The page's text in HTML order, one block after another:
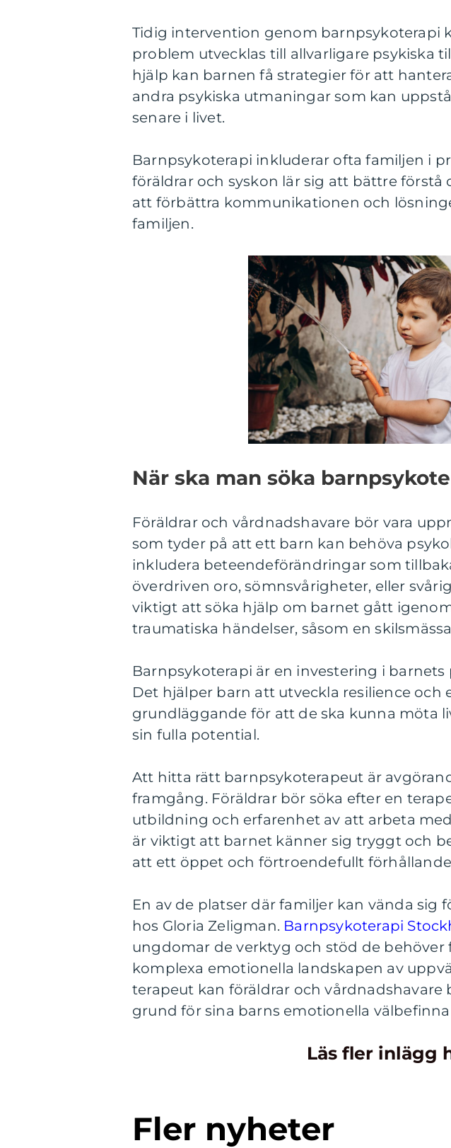
Tidig intervention genom barnpsykoterapi
problem utvecklas till allvarligare psykiska
hjälp kan barnen få strategier för att
andra psykiska utmaningar som kan
senare i livet.
Barnpsykoterapi inkluderar ofta familjen i
föräldrar och syskon lär sig att bättre
att förbättra kommunikationen och
familjen.
När ska man söka
Föräldrar och vårdnadshavare bör vara
som tyder på att ett barn kan behöva
inkludera beteendeförändringar som
överdriven oro, sömnsvårigheter, eller
viktigt att söka hjälp om barnet gått
traumatiska händelser, såsom en
Barnpsykoterapi är en investering i barnets
Det hjälper barn att utveckla resilience och
grundläggande för att de ska kunna möta
sin fulla potential.
Att hitta rätt barnpsykoterapeut är
framgång. Föräldrar bör söka efter en
utbildning och erfarenhet av att arbeta
är viktigt att barnet känner sig tryggt och
att ett öppet och förtroendefullt
En av de platser där familjer kan vända sig
hos Gloria Zeligman. Barnpsykoterapi
ungdomar de verktyg och stöd de
komplexa emotionella landskapen av
terapeut kan föräldrar och
grund för sina barns emotionella
Läs fler inlägg
Fler nyheter